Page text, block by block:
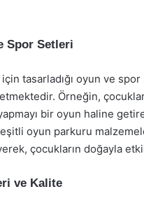
Spor Setleri
tasarladığı oyun ve
Örneğin,
bir oyun haline
oyun parkuru
çocukların doğayla
ve Kalite